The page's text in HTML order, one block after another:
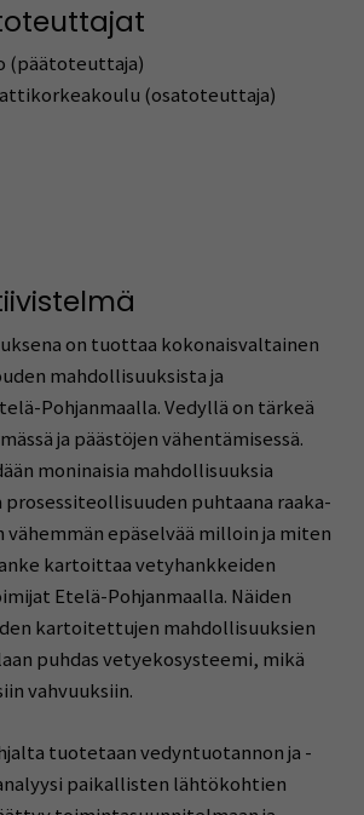
(päätoteuttaja)
(osatoteuttaja)
on tuottaa kokonaisvaltainen
mahdollisuuksista ja
Pohjanmaalla. Vedyllä on tärkeä
ja päästöjen vähentämisessä.
moninaisia mahdollisuuksia
prosessiteollisuuden puhtaana raaka-
epäselvää milloin ja miten
kartoittaa vetyhankkeiden
Etelä-Pohjanmaalla. Näiden
kartoitettujen mahdollisuuksien
puhdas vetyekosysteemi, mikä
vahvuuksiin.
tuotetaan vedyntuotannon ja -
paikallisten lähtökohtien